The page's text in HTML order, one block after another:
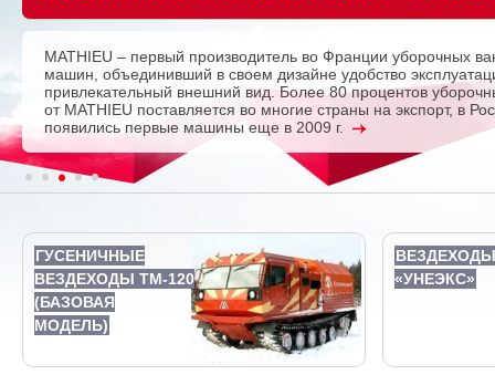
MATHIEU – первый производитель во Франции уборочных
машин, объединивший в своем дизайне удобство
привлекательный внешний вид. Более 80 процентов
от MATHIEU поставляется во многие страны на экспорт, в
появились первые машины еще в 2009 г.
Previous
1 2 3 4 5
ГУСЕНИЧНЫЕ
ВЕЗДЕХОДЫ ТМ-120
(БАЗОВАЯ
МОДЕЛЬ)
ВЕЗДЕХОДЫ
«УНЕЭКС»